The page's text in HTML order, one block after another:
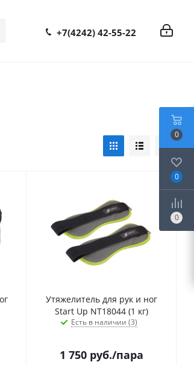
+7(4242) 42-55-22
Утяжелитель для рук и ног
Start Up NT18044 (1 кг)
Есть в наличии (3)
1 750 руб./пара
0
0
0